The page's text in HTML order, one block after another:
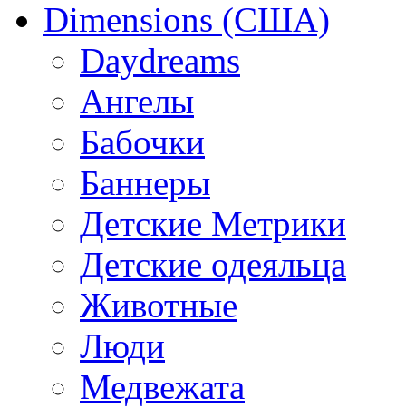
Dimensions (США)
Daydreams
Ангелы
Бабочки
Баннеры
Детские Метрики
Детские одеяльца
Животные
Люди
Медвежата